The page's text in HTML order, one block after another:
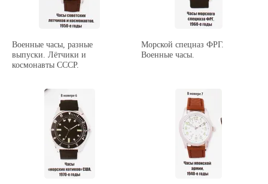
Военные часы, разные
выпуски. Лётчики и
космонавты СССР.
Морской спецназ ФРГ.
Военные часы.